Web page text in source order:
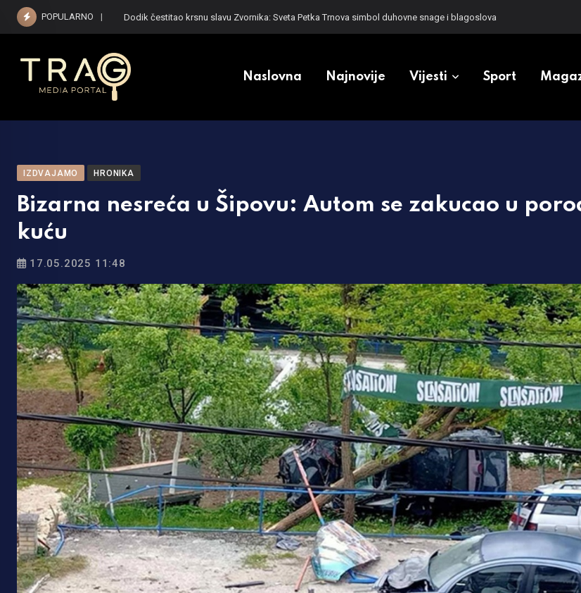
Skip
POPULARNO Deset najvećih poreskih dužnika u Srpskoj duguju više od 84 miliona KM
Naslovna Najnovije Vijesti Sport
IZDVAJAMO HRONIKA
Bizarna nesreća u Šipovu: Autom se zakucao u
kuću
17.05.2025 11:48